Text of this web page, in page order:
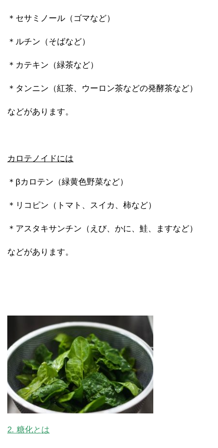
＊セサミノール（ゴマなど）
＊ルチン（そばなど）
＊カテキン（緑茶など）
＊タンニン（紅茶、ウーロン茶などの発酵茶など）
などがあります。
カロテノイドには
＊βカロテン（緑黄色野菜など）
＊リコピン（トマト、スイカ、柿など）
＊アスタキサンチン（えび、かに、鮭、ますなど）
などがあります。
2. 糖化とは